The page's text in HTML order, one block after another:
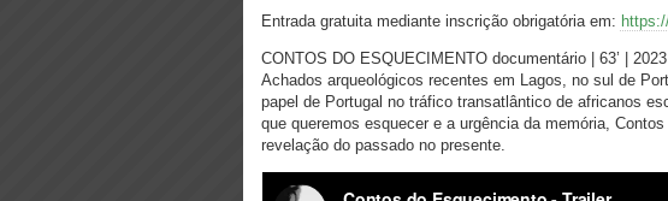
Entrada gratuita mediante inscrição obrigatória em:
CONTOS DO ESQUECIMENTO documentário | 63’ | 2023
Achados arqueológicos recentes em Lagos, no sul de
papel de Portugal no tráfico transatlântico de africanos
que queremos esquecer e a urgência da memória,
revelação do passado no presente.